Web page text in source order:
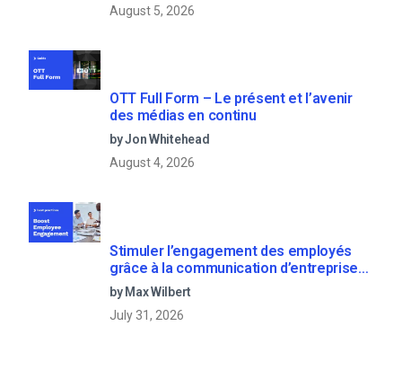
August 5, 2026
OTT Full Form – Le présent et l’avenir
des médias en continu
by Jon Whitehead
August 4, 2026
Stimuler l’engagement des employés
grâce à la communication d’entreprise
en direct
by Max Wilbert
July 31, 2026